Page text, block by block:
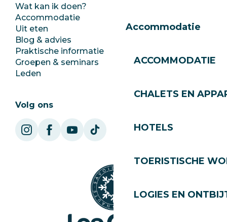
Accommodatie
ACCOMMODATIE
CHALETS EN
HOTELS
TOERISTISCHE
LOGIES EN
Wat kan ik doen?
Accommodatie
Uit eten
Blog & advies
Praktische informatie
Groepen & seminars
Leden
Jobs
SoleGets
Volg ons